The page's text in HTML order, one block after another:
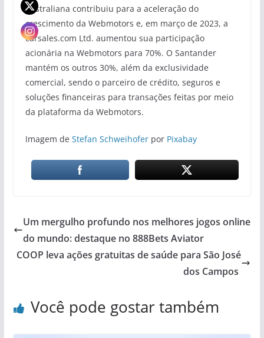
australiana contribuiu para a aceleração do
crescimento da Webmotors e, em março de 2023, a
carsales.com Ltd. aumentou sua participação
acionária na Webmotors para 70%. O Santander
mantém os outros 30%, além da exclusividade
comercial, sendo o parceiro de crédito, seguros e
soluções financeiras para transações feitas por meio
da plataforma da Webmotors.
Imagem de Stefan Schweihoferpor Pixabay
Um mergulho profundo nos melhores jogos online
do mundo: destaque no 888Bets Aviator
COOP leva ações gratuitas de saúde para São José
dos Campos
Você pode gostar também